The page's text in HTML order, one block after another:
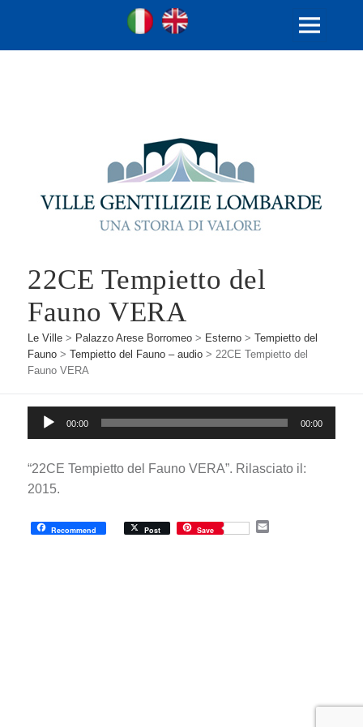
Ville Gentilizie Lombarde
Ita
MENU
22CE Tempietto del
Fauno VERA
Le Ville > Palazzo Arese Borromeo > Esterno >Tempietto del
Fauno >Tempietto del Fauno – audio >22CE Tempietto del
Fauno VERA
Player
00:00 00:00
“22CE Tempietto del Fauno VERA”. Rilasciato il:
2015.
Recommend Post Save